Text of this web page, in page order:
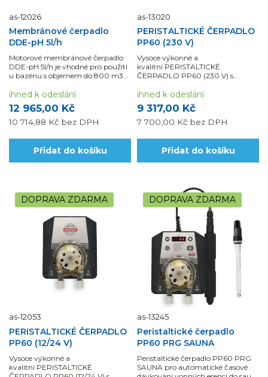
as-12026
Membránové čerpadlo
DDE-pH 5l/h
Motorové membránové čerpadlo
DDE-pH 5l/h je vhodné pro použití
u bazénu s objemem do 800 m3
12 965,00 Kč
10 714,88 Kč bez DPH
ihned k odeslání
Přidat do košíku
as-13020
PERISTALTICKÉ ČERPADLO
PP60 (230 V)
Vysoce výkonné a
kvalitní PERISTALTICKÉ
ČERPADLO PP60 (230 V) s
pro dávkování...
9 317,00 Kč
7 700,00 Kč bez DPH
ihned k odeslání
Přidat do košíku
DOPRAVA ZDARMA
as-12053
PERISTALTICKÉ ČERPADLO
PP60 (12/24 V)
Vysoce výkonné a
kvalitní PERISTALTICKÉ
DOPRAVA ZDARMA
as-13245
Peristaltické čerpadlo
PP60 PRG SAUNA
Peristaltické čerpadlo PP60 PRG
SAUNA pro automatické časové